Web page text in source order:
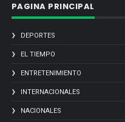
PAGINA PRINCIPAL
DEPORTES
EL TIEMPO
ENTRETENIMIENTO
INTERNACIONALES
NACIONALES